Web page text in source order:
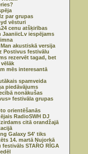
par grupas
vēsturi
cenu atšķirības
JaaniicLv iespējams
akustiskā versija
Postivus festivālu
rezervēt tagad, bet
mēs interesantā
spamveida
piedāvājums
nonākušas
festivāla grupas
orientēšanās
RadioSWH DJ
citā orandžajā
Galaxy S4' tiks
14. martā Ņujorkā
festivāls STARO RĪGA